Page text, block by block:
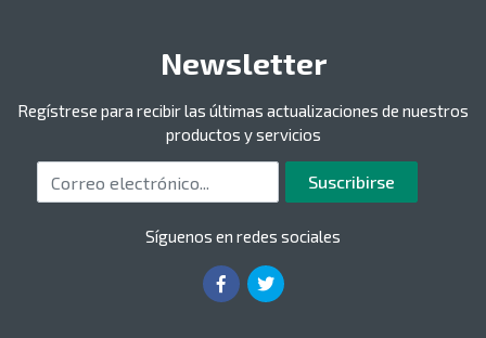
Newsletter
Regístrese para recibir las últimas actualizaciones de nuestros
productos y servicios
Correo electrónico Suscribirse
Síguenos en redes sociales